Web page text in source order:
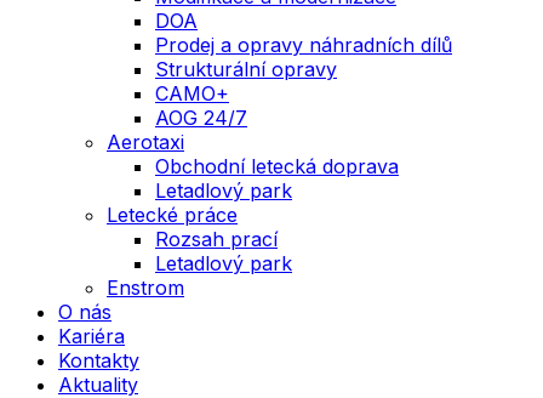
DOA
Prodej a opravy náhradních dílů
Strukturální opravy
CAMO+
AOG 24/7
Aerotaxi
Obchodní letecká doprava
Letadlový park
Letecké práce
Rozsah prací
Letadlový park
Enstrom
O nás
Kariéra
Kontakty
Aktuality